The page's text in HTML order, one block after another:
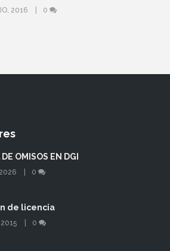
2016 0
OMISOS EN DGI
0
de licencia
0